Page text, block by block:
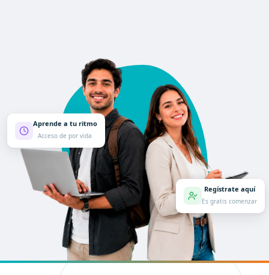
Aprende a tu ritmo
Acceso de por vida
Regístrate aquí
Es gratis comenzar